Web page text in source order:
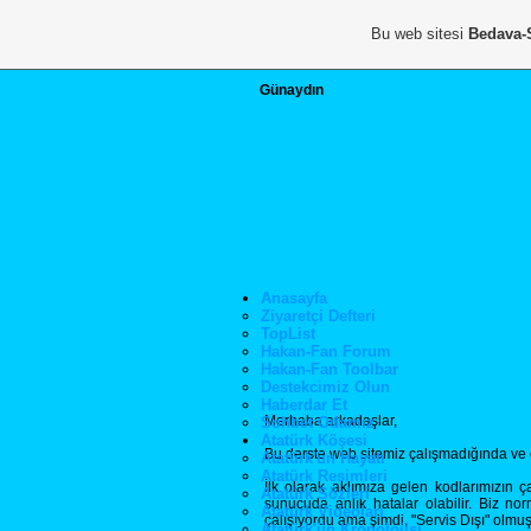
Günaydın
Anasayfa
Ziyaretçi Defteri
TopList
Hakan-Fan Forum
Hakan-Fan Toolbar
Destekcimiz Olun
Haberdar Et
Sohbet Odamız
Atatürk Köşesi
Atatürk'ün Hayatı
Atatürk Resimleri
Atatürk Sözleri
Atatürk Videoları
Merhaba arkadaşlar,
Bu derste web sitemiz çalışmadığında
İlk olarak aklımıza gelen
sunucuda anlık hatalar olabilir. Biz
çalışıyordu ama şimdi, "Servis Dışı"
Bu web sitesi